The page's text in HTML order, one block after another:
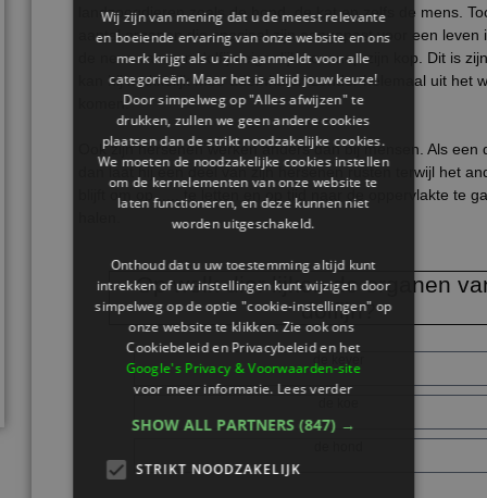
landzoogdieren zoals de hond, de kat en zelfs de mens.
aantal organen die speciaal zijn aangepast voor een leven
de neus van een dolfijn eigenlijk bovenop zijn kop. Dit is
kan hij makkelijk mee ademhalen zonder helemaal uit het
komen.
Ook zijn hersenen werken anders dan bij mensen. Als een
dan laat hij een deel van zijn hersenen rusten terwijl het
blijft om op ..... te letten en op tijd naar de oppervlakte te
Op welk dier lijken de organen
dolfijn?
de kever
Wij zijn van mening dat u de meest relevante
en boeiende ervaring van onze website en ons
merk krijgt als u zich aanmeldt voor alle
categorieën. Maar het is altijd jouw keuze!
Door simpelweg op "Alles afwijzen" te
drukken, zullen we geen andere cookies
plaatsen dan de strikt noodzakelijke cookies.
We moeten de noodzakelijke cookies instellen
om de kernelementen van onze website te
laten functioneren, en deze kunnen niet
worden uitgeschakeld.
Onthoud dat u uw toestemming altijd kunt
intrekken of uw instellingen kunt wijzigen door
simpelweg op de optie "cookie-instellingen" op
onze website te klikken. Zie ook ons ​​
Cookiebeleid en Privacybeleid en het
Google's Privacy & Voorwaarden-site
voor meer informatie.Lees verder
SHOW ALL PARTNERS (847) →
STRIKT NOODZAKELIJK